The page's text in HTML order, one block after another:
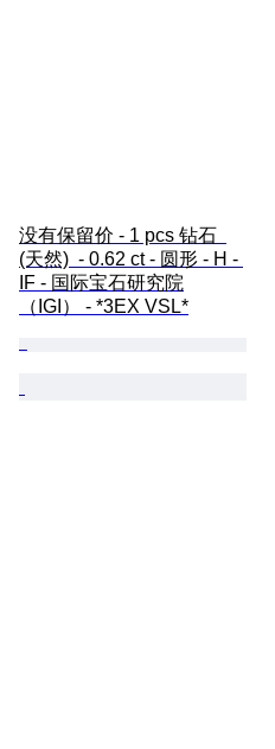
没有保留价 - 1 pcs 钻石
(天然)  - 0.62 ct - 圆形 - H -
IF - 国际宝石研究院
（IGI） - *3EX VSL*